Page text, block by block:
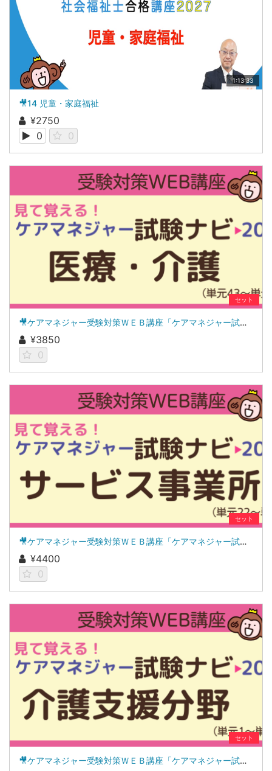
1:13:33
🎥14 児童・家庭福祉
¥2750
0
0
セット
🎥ケアマネジャー受験対策ＷＥＢ講座「ケアマネジャー試験ナビ２０２６」医療・介護
¥3850
0
セット
🎥ケアマネジャー受験対策ＷＥＢ講座「ケアマネジャー試験ナビ２０２６」サービス事業所
¥4400
0
セット
🎥ケアマネジャー受験対策ＷＥＢ講座「ケアマネジャー試験ナビ２０２６」介護支援分野